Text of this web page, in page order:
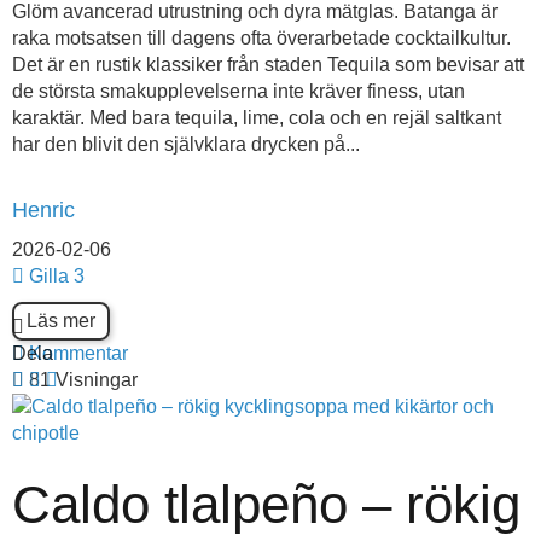
Glöm avancerad utrustning och dyra mätglas. Batanga är
raka motsatsen till dagens ofta överarbetade cocktailkultur.
Det är en rustik klassiker från staden Tequila som bevisar att
de största smakupplevelserna inte kräver finess, utan
karaktär. Med bara tequila, lime, cola och en rejäl saltkant
har den blivit den självklara drycken på...
Henric
2026-02-06
Gilla 3
Läs mer
Kommentar
81 Visningar
Dela
Caldo tlalpeño – rökig